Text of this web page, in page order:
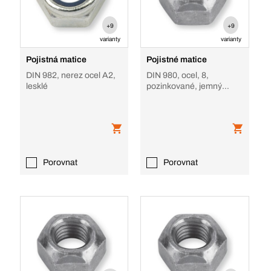
+9
varianty
Pojistná matice
DIN 982, nerez ocel A2,
lesklé
Porovnat
+9
varianty
Pojistné matice
DIN 980, ocel, 8,
pozinkované, jemný
Porovnat